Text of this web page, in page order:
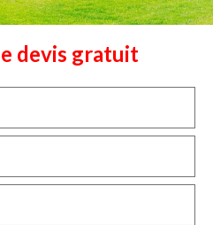
devis gratuit